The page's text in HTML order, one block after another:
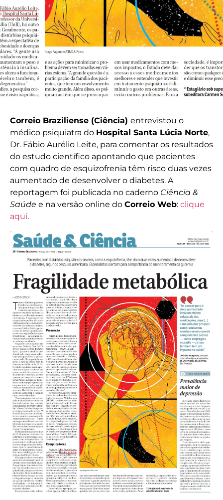
Correio Braziliense (Ciência) entrevistou o
médico psiquiatra do Hospital Santa Lúcia Norte,
Dr. Fábio Aurélio Leite, para comentar os resultados
do estudo científico apontando que pacientes
com quadro de esquizofrenia têm risco duas vezes
aumentado de desenvolver o diabetes. A
reportagem foi publicada no caderno Ciência &
Saúde e na versão online do Correio Web: clique
aqui.